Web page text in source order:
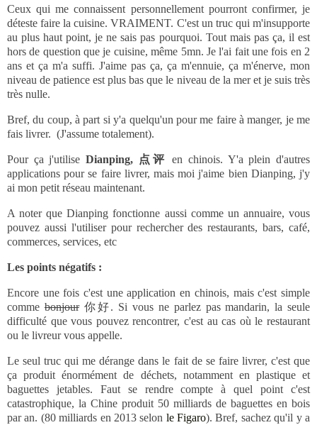
Ceux qui me connaissent personnellement pourront confirmer, je
déteste faire la cuisine. VRAIMENT. C'est un truc qui m'insupporte
au plus haut point, je ne sais pas pourquoi. Tout mais pas ça, il est
hors de question que je cuisine, même 5mn. Je l'ai fait une fois en 2
ans et ça m'a suffi. J'aime pas ça, ça m'ennuie, ça m'énerve, mon
niveau de patience est plus bas que le niveau de la mer et je suis très
très nulle.
Bref, du coup, à part si y'a quelqu'un pour me faire à manger, je me
fais livrer. (J'assume totalement).
Pour ça j'utiliseDianping, 点评 en chinois. Y'a plein d'autres
applications pour se faire livrer, mais moi j'aime bien Dianping, j'y
ai mon petit réseau maintenant.
A noter que Dianping fonctionne aussi comme un annuaire, vous
pouvez aussi l'utiliser pour rechercher des restaurants, bars, café,
commerces, services, etc
Les points négatifs :
Encore une fois c'est une application en chinois, mais c'est simple
commebonjour你好. Si vous ne parlez pas mandarin, la seule
difficulté que vous pouvez rencontrer, c'est au cas où le restaurant
ou le livreur vous appelle.
Le seul truc qui me dérange dans le fait de se faire livrer, c'est que
ça produit énormément de déchets, notamment en plastique et
baguettes jetables. Faut se rendre compte à quel point c'est
catastrophique, la Chine produit 50 milliards de baguettes en bois
par an. (80 milliards en 2013 selon le Figaro). Bref, sachez qu'il y a